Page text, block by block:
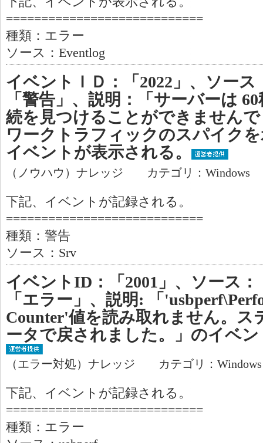
============================
種類：エラー
ソース：Eventlog
イベントＩＤ：「2022」、ソース
「警告」、説明：「サーバーは
続を見つけることができません
ワークトラフィックのスパイク
イベントが表示される。
（ノウハウ）ナレッジ カテゴリ：Windows
下記、イベントが記録される。
============================
種類：警告
ソース：Srv
イベントID：「2001」、ソース
「エラー」、説明: 「
Counter'値を読み取れません。ス
ータで戻されました。」のイベ
（エラー対処）ナレッジ カテゴリ：
下記、イベントが記録される。
============================
種類：エラー